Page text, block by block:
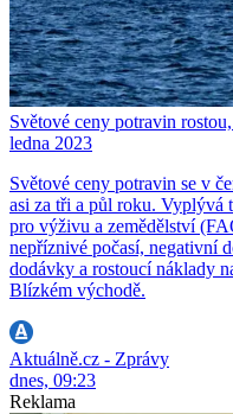
Světové ceny potravin
ledna 2023
Světové ceny potravin se v
asi za tři a půl roku. Vyplývá
pro výživu a zemědělství
nepříznivé počasí, negativní
dodávky a rostoucí náklady
Blízkém východě.
Aktuálně.cz - Zprávy
dnes, 09:23
Reklama